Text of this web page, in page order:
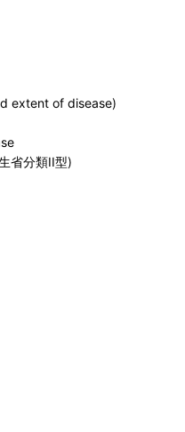
extent of disease)
省分類II型)